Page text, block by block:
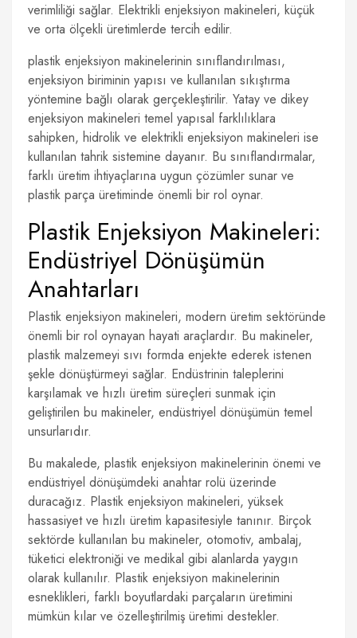
verimliliği sağlar. Elektrikli enjeksiyon makineleri, küçük
ve orta ölçekli üretimlerde tercih edilir.
plastik enjeksiyon makinelerinin sınıflandırılması,
enjeksiyon biriminin yapısı ve kullanılan sıkıştırma
yöntemine bağlı olarak gerçekleştirilir. Yatay ve dikey
enjeksiyon makineleri temel yapısal farklılıklara
sahipken, hidrolik ve elektrikli enjeksiyon makineleri ise
kullanılan tahrik sistemine dayanır. Bu sınıflandırmalar,
farklı üretim ihtiyaçlarına uygun çözümler sunar ve
plastik parça üretiminde önemli bir rol oynar.
Plastik Enjeksiyon Makineleri:
Endüstriyel Dönüşümün
Anahtarları
Plastik enjeksiyon makineleri, modern üretim sektöründe
önemli bir rol oynayan hayati araçlardır. Bu makineler,
plastik malzemeyi sıvı formda enjekte ederek istenen
şekle dönüştürmeyi sağlar. Endüstrinin taleplerini
karşılamak ve hızlı üretim süreçleri sunmak için
geliştirilen bu makineler, endüstriyel dönüşümün temel
unsurlarıdır.
Bu makalede, plastik enjeksiyon makinelerinin önemi ve
endüstriyel dönüşümdeki anahtar rolü üzerinde
duracağız. Plastik enjeksiyon makineleri, yüksek
hassasiyet ve hızlı üretim kapasitesiyle tanınır. Birçok
sektörde kullanılan bu makineler, otomotiv, ambalaj,
tüketici elektroniği ve medikal gibi alanlarda yaygın
olarak kullanılır. Plastik enjeksiyon makinelerinin
esneklikleri, farklı boyutlardaki parçaların üretimini
mümkün kılar ve özelleştirilmiş üretimi destekler.